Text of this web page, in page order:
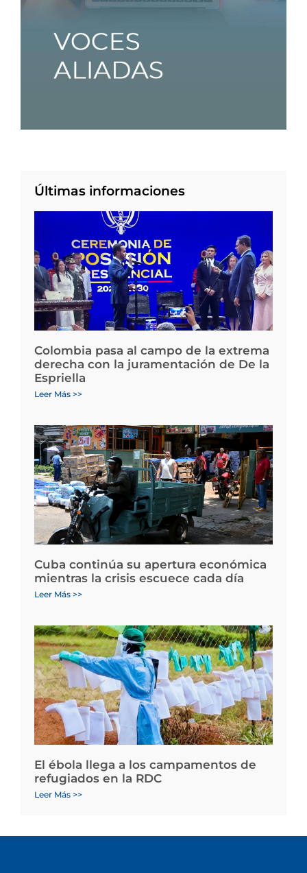
Últimas informaciones
Colombia pasa al campo de la extrema
derecha con la juramentación de De la
Espriella
Leer Más >>
Cuba continúa su apertura económica
mientras la crisis escuece cada día
Leer Más >>
El ébola llega a los campamentos de
refugiados en la RDC
Leer Más >>